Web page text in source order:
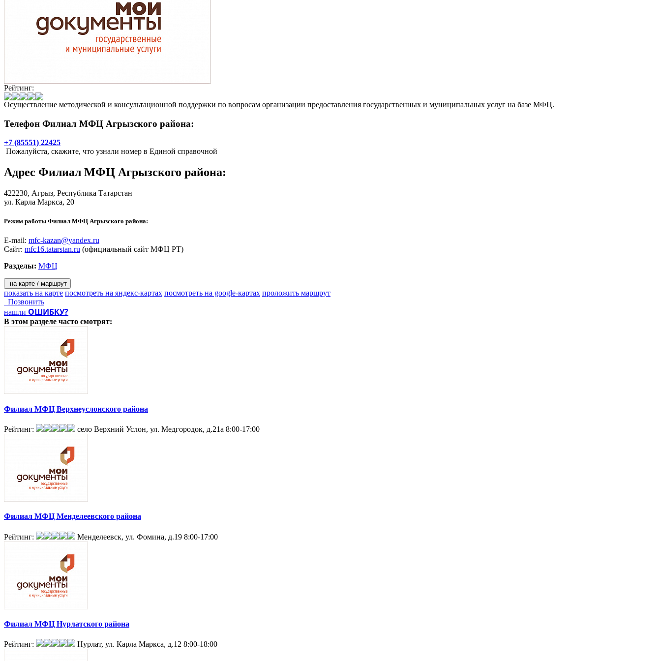
Рейтинг:
Осуществление методической и консультационной поддержки по вопросам организации предоставления государственных и муниципальных услуг на базе МФЦ.
Телефон Филиал МФЦ Агрызского района:
+7 (85551) 22425
Пожалуйста, скажите, что узнали номер в Единой справочной
Адрес Филиал МФЦ Агрызского района:
422230, Агрыз, Республика Татарстан
ул. Карла Маркса, 20
Режим работы Филиал МФЦ Агрызского района:
E-mail: mfc-kazan@yandex.ru
Сайт: mfc16.tatarstan.ru (официальный сайт МФЦ РТ)
Разделы: МФЦ
на карте / маршрут
показать на карте посмотреть на яндекс-картах посмотреть на google-картах проложить маршрут
Позвонить
нашли ОШИБКУ?
В этом разделе часто смотрят:
Филиал МФЦ Верхнеуслонского района
Рейтинг: село Верхний Услон, ул. Медгородок, д.21а 8:00-17:00
Филиал МФЦ Менделеевского района
Рейтинг: Менделеевск, ул. Фомина, д.19 8:00-17:00
Филиал МФЦ Нурлатского района
Рейтинг: Нурлат, ул. Карла Маркса, д.12 8:00-18:00